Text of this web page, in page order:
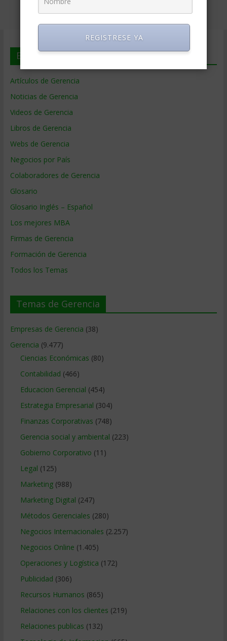
En deGerencia.com
Artículos de Gerencia
Noticias de Gerencia
Videos de Gerencia
Libros de Gerencia
Webs de Gerencia
Negocios por País
Colaboradores de Gerencia
Glosario
Glosario Inglés – Español
Los mejores MBA
Firmas de Gerencia
Formación de Gerencia
Todos los Temas
Temas de Gerencia
Empresas de Gerencia (38)
Gerencia (9.477)
Ciencias Económicas (80)
Contabilidad (466)
Educacion Gerencial (454)
Estrategia Empresarial (304)
Finanzas Corporativas (748)
Gerencia social y ambiental (223)
Gobierno Corporativo (11)
Legal (125)
Marketing(988)
Marketing Digital (247)
Métodos Gerenciales (280)
Negocios Internacionales (2.257)
Negocios Online (1.405)
Operaciones y Logística (172)
Publicidad (306)
Recursos Humanos (865)
Relaciones con los clientes (219)
Relaciones publicas (132)
REGISTRESE YA